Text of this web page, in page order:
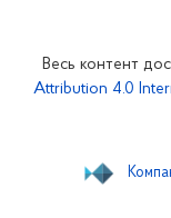
Кіровоградське
Миколаївське
Весь контент
Attribution 4.0